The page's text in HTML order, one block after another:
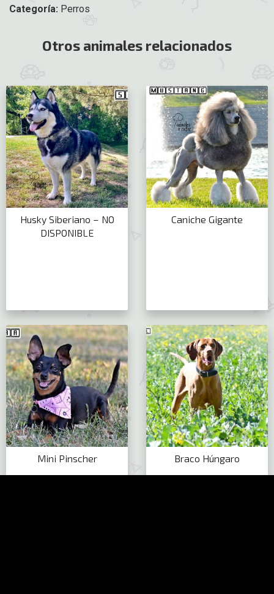
Categoría: Perros
Otros animales relacionados
Husky Siberiano – NO
DISPONIBLE
Caniche Gigante
Mini Pinscher Braco Húngaro